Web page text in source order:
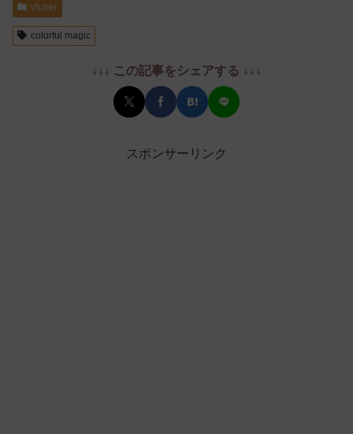
vtuber
colorful magic
↓↓↓ この記事をシェアする ↓↓↓
スポンサーリンク